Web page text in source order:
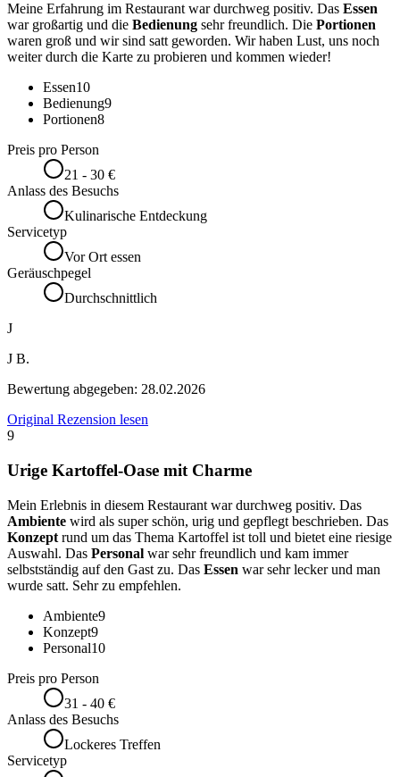
Meine Erfahrung im Restaurant war durchweg positiv. Das Essen
war großartig und die Bedienung sehr freundlich. Die Portionen
waren groß und wir sind satt geworden. Wir haben Lust, uns noch
weiter durch die Karte zu probieren und kommen wieder!
Essen10
Bedienung9
Portionen8
Preis pro Person
21 - 30 €
Anlass des Besuchs
Kulinarische Entdeckung
Servicetyp
Vor Ort essen
Geräuschpegel
Durchschnittlich
J
J B.
Bewertung abgegeben: 28.02.2026
Original Rezension lesen
9
Urige Kartoffel-Oase mit Charme
Mein Erlebnis in diesem Restaurant war durchweg positiv. Das
Ambiente wird als super schön, urig und gepflegt beschrieben. Das
Konzept rund um das Thema Kartoffel ist toll und bietet eine riesige
Auswahl. Das Personal war sehr freundlich und kam immer
selbstständig auf den Gast zu. Das Essen war sehr lecker und man
wurde satt. Sehr zu empfehlen.
Ambiente9
Konzept9
Personal10
Preis pro Person
31 - 40 €
Anlass des Besuchs
Lockeres Treffen
Servicetyp